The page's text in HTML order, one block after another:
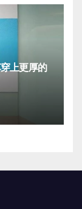
上更厚的